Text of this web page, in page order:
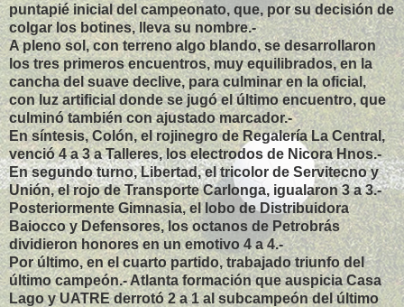
puntapié inicial del campeonato, que, por su decisión de
colgar los botines, lleva su nombre.-
A pleno sol, con terreno algo blando, se desarrollaron
los tres primeros encuentros, muy equilibrados, en la
cancha del suave declive, para culminar en la oficial,
con luz artificial donde se jugó el último encuentro, que
culminó también con ajustado marcador.-
En síntesis, Colón, el rojinegro de Regalería La Central,
venció 4 a 3 a Talleres, los electrodos de Nicora Hnos.-
En segundo turno, Libertad, el tricolor de Servitecno y
Unión, el rojo de Transporte Carlonga, igualaron 3 a 3.-
Posteriormente Gimnasia, el lobo de Distribuidora
Baiocco y Defensores, los octanos de Petrobrás
dividieron honores en un emotivo 4 a 4.-
Por último, en el cuarto partido, trabajado triunfo del
último campeón.- Atlanta formación que auspicia Casa
Lago y UATRE derrotó 2 a 1 al subcampeón del último